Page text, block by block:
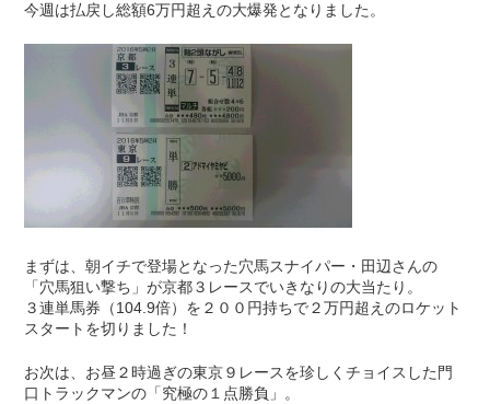
今週は払戻し総額6万円超えの大爆発となりました。
まずは、朝イチで登場となった穴馬スナイパー・田辺さんの
「穴馬狙い撃ち」が京都３レースでいきなりの大当たり。
３連単馬券（104.9倍）を２００円持ちで２万円超えのロケット
スタートを切りました！
お次は、お昼２時過ぎの東京９レースを珍しくチョイスした門
口トラックマンの「究極の１点勝負」。